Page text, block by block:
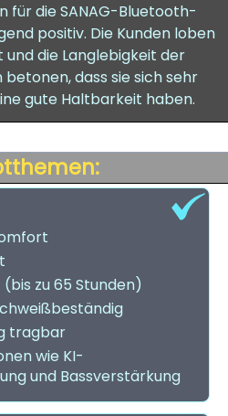
für die SANAG-Bluetooth-
positiv. Die Kunden loben
die Langlebigkeit der
dass sie sich sehr
gute Haltbarkeit haben.
zu 65 Stunden)
tragbar
wie KI-
und Bassverstärkung